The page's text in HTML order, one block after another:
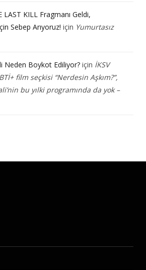
LAST KILL Fragmanı Geldi,
Sebep Arıyoruz! için Yumurtasız
Neden Boykot Ediliyor? için İKSV
film seçkisi “Nerdesin Aşkım?”,
bu yılki programında da yok –